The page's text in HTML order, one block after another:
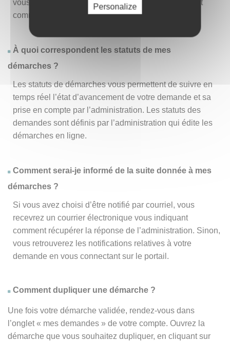
Personalize
vous pouvez choisir la démarche vous intéressant et
commencer à la remplir en un clic.
À quoi correspondent les statuts de mes
démarches ?
Les statuts de démarches vous permettent de suivre en
temps réel l’état d’avancement de votre demande et sa
prise en compte par l’administration. Les statuts des
demandes sont définis par l’administration qui édite les
démarches en ligne.
Comment serai-je informé de la suite donnée à mes
démarches ?
Si vous avez choisi d’être notifié par courriel, vous
recevrez un courrier électronique vous indiquant
comment récupérer la réponse de l’administration. Sinon,
vous retrouverez les notifications relatives à votre
demande en vous connectant sur le portail.
Comment dupliquer une démarche ?
Une fois votre démarche validée, rendez-vous dans
l’onglet « mes demandes » de votre compte. Ouvrez la
démarche que vous souhaitez dupliquer, en cliquant sur